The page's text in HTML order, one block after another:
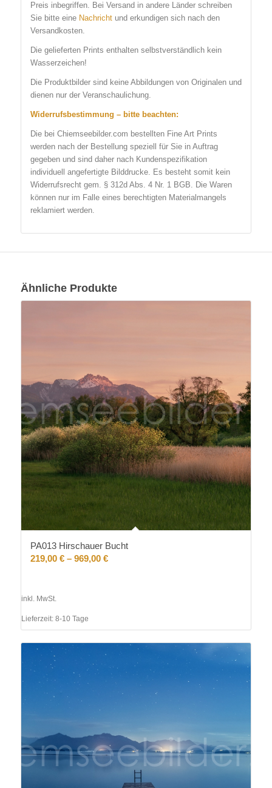
Preis inbegriffen. Bei Versand in andere Länder schreiben
Sie bitte eine Nachrichtund erkundigen sich nach den
Versandkosten.
Die gelieferten Prints enthalten selbstverständlich kein
Wasserzeichen!
Die Produktbilder sind keine Abbildungen von Originalen und
dienen nur der Veranschaulichung.
Widerrufsbestimmung – bitte beachten:
Die bei Chiemseebilder.com bestellten Fine Art Prints
werden nach der Bestellung speziell für Sie in Auftrag
gegeben und sind daher nach Kundenspezifikation
individuell angefertigte Bilddrucke. Es besteht somit kein
Widerrufsrecht gem. § 312d Abs. 4 Nr. 1 BGB. Die Waren
können nur im Falle eines berechtigten Materialmangels
reklamiert werden.
Ähnliche Produkte
PA013 Hirschauer Bucht
219,00 €– 969,00 €
inkl. MwSt.
Lieferzeit: 8-10 Tage